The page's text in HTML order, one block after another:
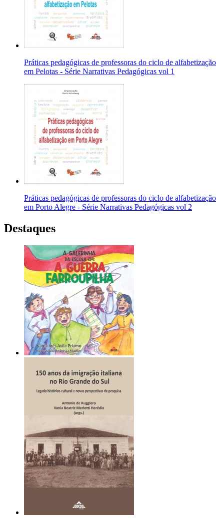
Práticas pedagógicas de professoras do ciclo de alfabetização
em Pelotas - Série Narrativas Pedagógicas vol 1
Práticas pedagógicas de professoras do ciclo de alfabetização
em Porto Alegre - Série Narrativas Pedagógicas vol 2
Destaques